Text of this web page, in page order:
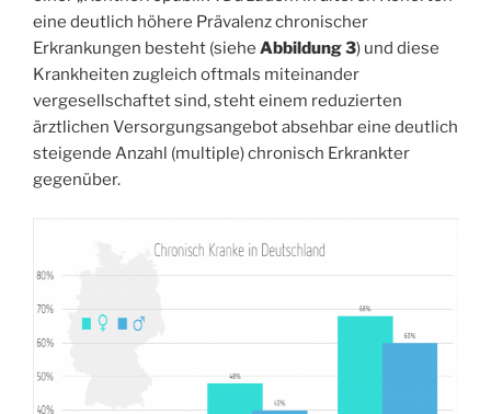
eine deutlich höhere Prävalenz chronischer
Erkrankungen besteht (siehe Abbildung 3) und diese
Krankheiten zugleich oftmals miteinander
vergesellschaftet sind, steht einem reduzierten
ärztlichen Versorgungsangebot absehbar eine deutlich
steigende Anzahl (multiple) chronisch Erkrankter
gegenüber.